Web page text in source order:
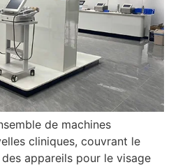
de machines
cliniques, couvrant le
appareils pour le visage